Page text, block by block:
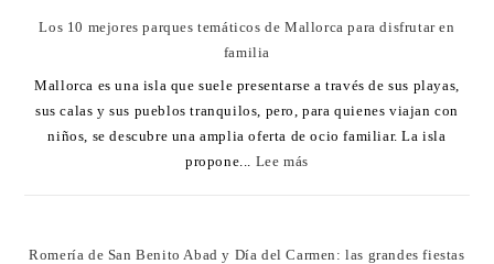
Los 10 mejores parques temáticos de Mallorca para disfrutar en
familia
Mallorca es una isla que suele presentarse a través de sus playas,
sus calas y sus pueblos tranquilos, pero, para quienes viajan con
niños, se descubre una amplia oferta de ocio familiar. La isla
propone... Lee más
Romería de San Benito Abad y Día del Carmen: las grandes fiestas